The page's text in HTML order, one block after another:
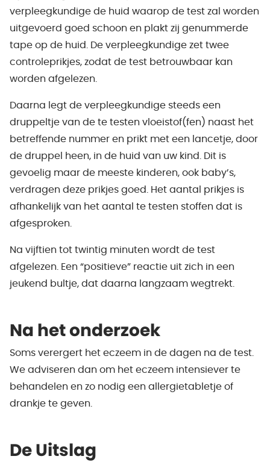
verpleegkundige de huid waarop de test zal worden
uitgevoerd goed schoon en plakt zij genummerde
tape op de huid. De verpleegkundige zet twee
controleprikjes, zodat de test betrouwbaar kan
worden afgelezen.
Daarna legt de verpleegkundige steeds een
druppeltje van de te testen vloeistof(fen) naast het
betreffende nummer en prikt met een lancetje, door
de druppel heen, in de huid van uw kind. Dit is
gevoelig maar de meeste kinderen, ook baby’s,
verdragen deze prikjes goed. Het aantal prikjes is
afhankelijk van het aantal te testen stoffen dat is
afgesproken.
Na vijftien tot twintig minuten wordt de test
afgelezen. Een “positieve” reactie uit zich in een
jeukend bultje, dat daarna langzaam wegtrekt.
Na het onderzoek
Soms verergert het eczeem in de dagen na de test.
We adviseren dan om het eczeem intensiever te
behandelen en zo nodig een allergietabletje of
drankje te geven.
De Uitslag